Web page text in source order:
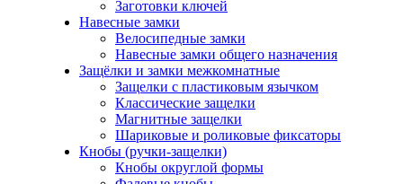
Заготовки ключей
Навесные замки
Велосипедные замки
Навесные замки общего назначения
Защёлки и замки межкомнатные
Защелки с пластиковым язычком
Классические защелки
Магнитные защелки
Шариковые и роликовые фиксаторы
Кнобы (ручки-защелки)
Кнобы округлой формы